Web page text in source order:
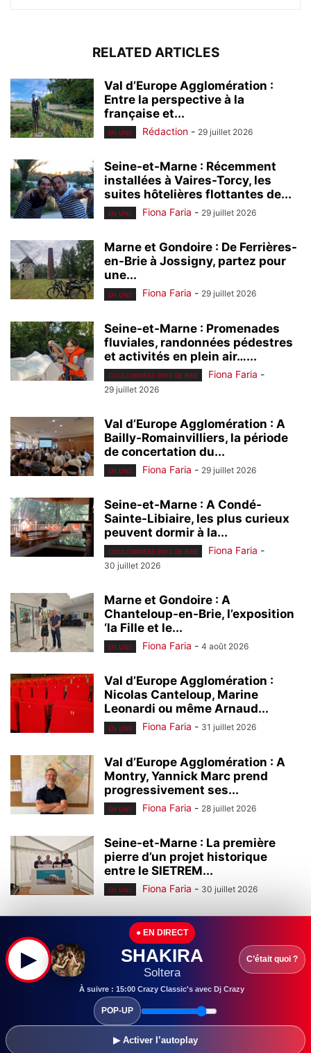
RELATED ARTICLES
Val d’Europe Agglomération :
Entre la perspective à la
française et...
EN UNE Rédaction - 29 juillet 2026
Seine-et-Marne : Récemment
installées à Vaires-Torcy, les
suites hôtelières flottantes de...
EN UNE Fiona Faria - 29 juillet 2026
Marne et Gondoire : De Ferrières-
en-Brie à Jossigny, partez pour
une...
EN UNE Fiona Faria - 29 juillet 2026
Seine-et-Marne : Promenades
fluviales, randonnées pédestres
et activités en plein air…...
COULOMMIERS PAYS DE BRIE Fiona Faria -
29 juillet 2026
Val d’Europe Agglomération : A
Bailly-Romainvilliers, la période
de concertation du...
EN UNE Fiona Faria - 29 juillet 2026
Seine-et-Marne : A Condé-
Sainte-Libiaire, les plus curieux
peuvent dormir à la...
COULOMMIERS PAYS DE BRIE Fiona Faria -
30 juillet 2026
Marne et Gondoire : A
Chanteloup-en-Brie, l’exposition
‘la Fille et le...
EN UNE Fiona Faria - 4 août 2026
Val d’Europe Agglomération :
Nicolas Canteloup, Marine
Leonardi ou même Arnaud...
EN UNE Fiona Faria - 31 juillet 2026
Val d’Europe Agglomération : A
Montry, Yannick Marc prend
progressivement ses...
EN UNE Fiona Faria - 28 juillet 2026
Seine-et-Marne : La première
pierre d’un projet historique
entre le SIETREM...
EN UNE Fiona Faria - 30 juillet 2026
Seine-et-Marne : Leader mondial
de l’homéopathie, l’entreprise
Boiron (Montévrain) continue à...
Fiona Faria 29 juillet 2026
Seine-et-Marne : Ouvert en
2000, le centre commercial Val
▶
● EN DIRECT
SHAKIRA
Soltera
À suivre : 15:00 Crazy Classic's avec Dj Crazy
▶ Activer l’autoplay
C’était quoi ?
POP-UP